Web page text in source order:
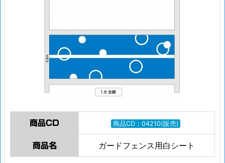
商品CD 商品CD：04210(販売)
商品名 ガードフェンス用白シート